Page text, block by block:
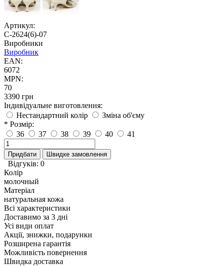
Артикул:
С-2624(6)-07
Виробники
Виробник
EAN:
6072
MPN:
70
3390 грн
Індивідуальне виготовлення:
Нестандартний колір
Зміна об'єму
* Розмір:
36
37 38 39 40 41
Придбати Швидке замовлення
Відгуків: 0
Колір
молочный
Матеріал
натуральная кожа
Всі характеристики
Доставимо за 3 дні
Усі види оплат
Акції, знижки, подарунки
Розширена гарантія
Можливість повернення
Швидка доставка